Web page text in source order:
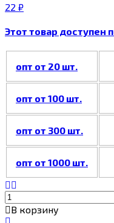
22 ₽
Этот товар доступен
опт от 20 шт.
опт от 100 шт.
опт от 300 шт.
опт от 1000 шт.
В корзину